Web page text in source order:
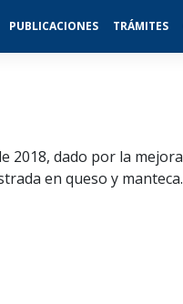
PUBLICACIONES TRÁMITES
2018, dado por la mejora
en queso y manteca.